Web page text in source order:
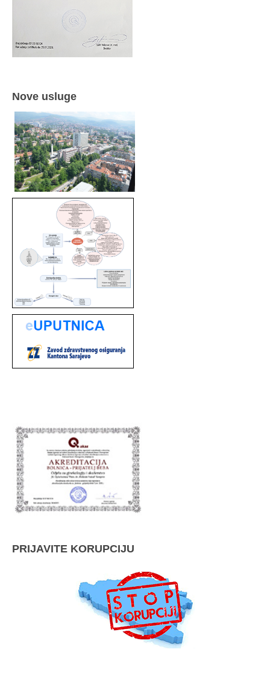
Nove usluge
PRIJAVITE KORUPCIJU